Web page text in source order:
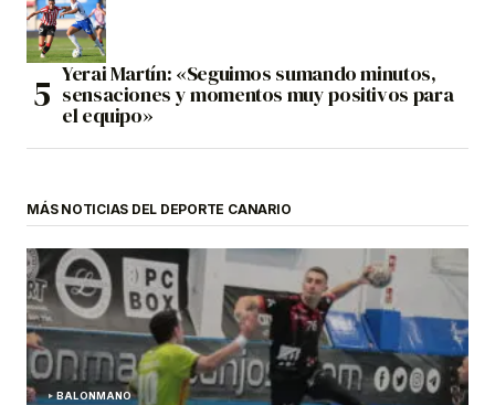
Yerai Martín: «Seguimos sumando minutos,
sensaciones y momentos muy positivos para
el equipo»
MÁS NOTICIAS DEL DEPORTE CANARIO
BALONMANO